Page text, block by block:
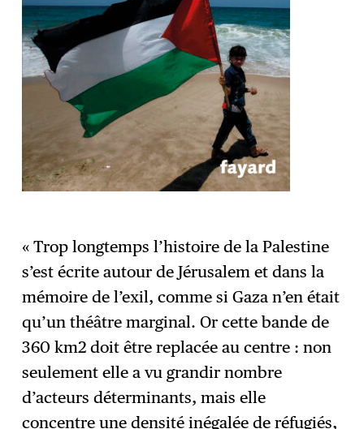
« Trop longtemps l’histoire de la Palestine
s’est écrite autour de Jérusalem et dans la
mémoire de l’exil, comme si Gaza n’en était
qu’un théâtre marginal. Or cette bande de
360 km2 doit être replacée au centre : non
seulement elle a vu grandir nombre
d’acteurs déterminants, mais elle
concentre une densité inégalée de réfugiés,